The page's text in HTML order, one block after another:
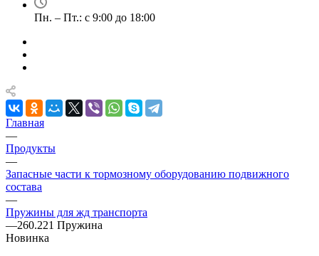
Пн. – Пт.: с 9:00 до 18:00
Главная
—
Продукты
—
Запасные части к тормозному оборудованию подвижного
состава
—
Пружины для жд транспорта
—260.221 Пружина
Новинка